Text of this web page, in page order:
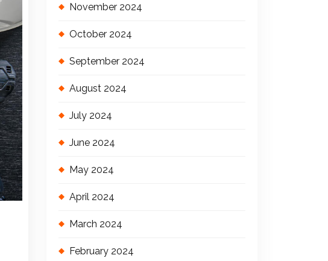
November 2024
October 2024
September 2024
August 2024
July 2024
June 2024
May 2024
April 2024
March 2024
February 2024